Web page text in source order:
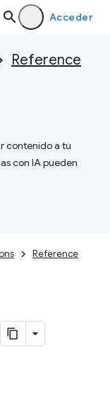
Acceder
Reference
contenido a tu
con IA pueden
Reference